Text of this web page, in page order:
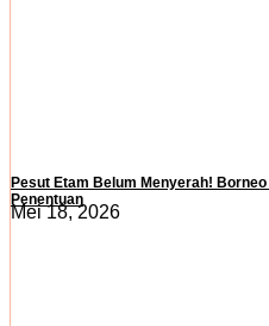
Pesut Etam Belum Menyerah!
Penentuan
Mei 18, 2026